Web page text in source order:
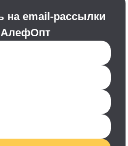
на email-рассылки
АлефОпт